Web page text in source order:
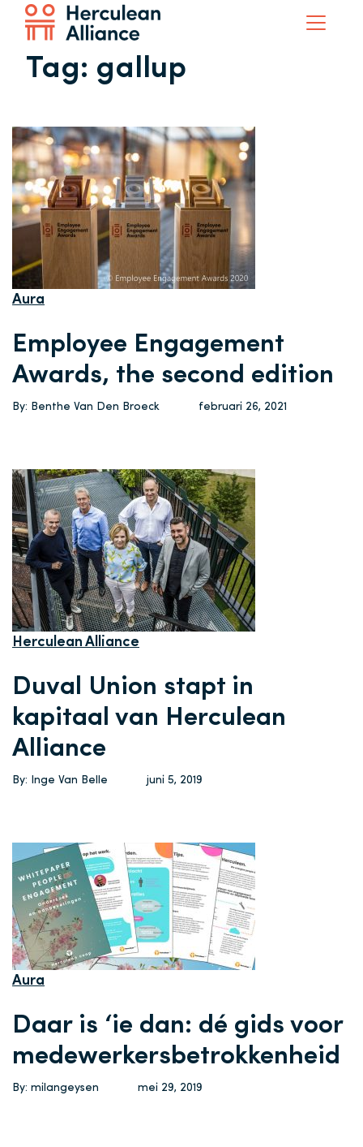
Tag: gallup
Aura
Employee Engagement
Awards, the second edition
By: Benthe Van Den Broeck februari 26, 2021
Herculean Alliance
Duval Union stapt in
kapitaal van Herculean
Alliance
By: Inge Van Belle juni 5, 2019
Aura
Daar is ‘ie dan: dé gids voor
medewerkersbetrokkenheid
By: milangeysen mei 29, 2019